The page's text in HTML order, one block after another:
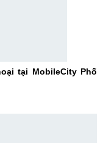
tại MobileCity Phố